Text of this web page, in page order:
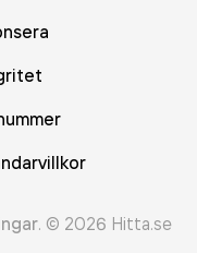
. © 2026 Hitta.se